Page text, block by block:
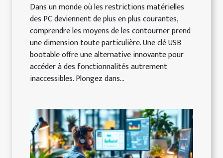
Dans un monde où les restrictions matérielles
des PC deviennent de plus en plus courantes,
comprendre les moyens de les contourner prend
une dimension toute particulière. Une clé USB
bootable offre une alternative innovante pour
accéder à des fonctionnalités autrement
inaccessibles. Plongez dans...